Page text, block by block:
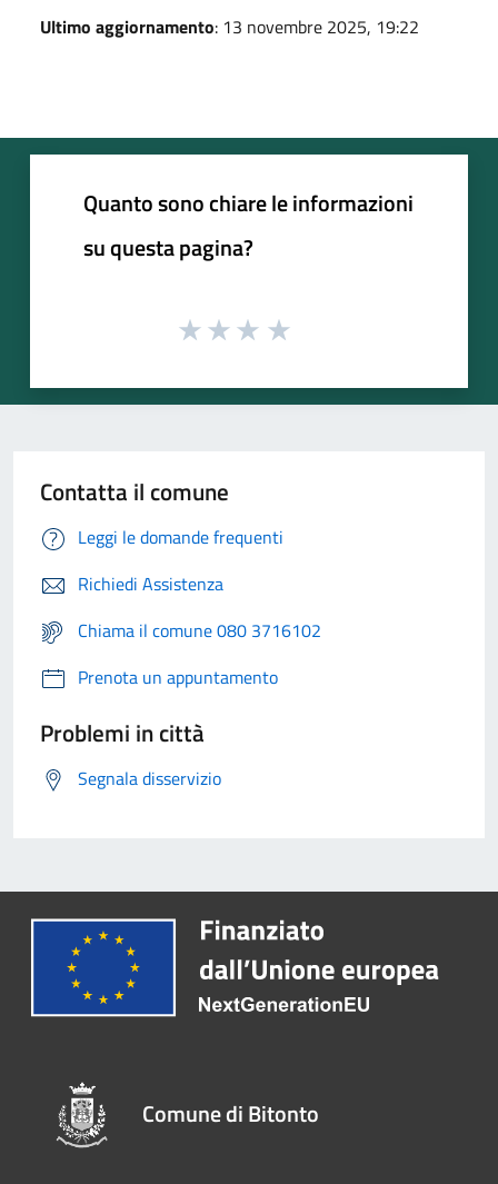
Ultimo aggiornamento: 13 novembre 2025, 19:22
Quanto sono chiare le informazioni
su questa pagina?
Contatta il comune
Leggi le domande frequenti
Richiedi Assistenza
Chiama il comune 080 3716102
Prenota un appuntamento
Problemi in città
Segnala disservizio
Comune di Bitonto